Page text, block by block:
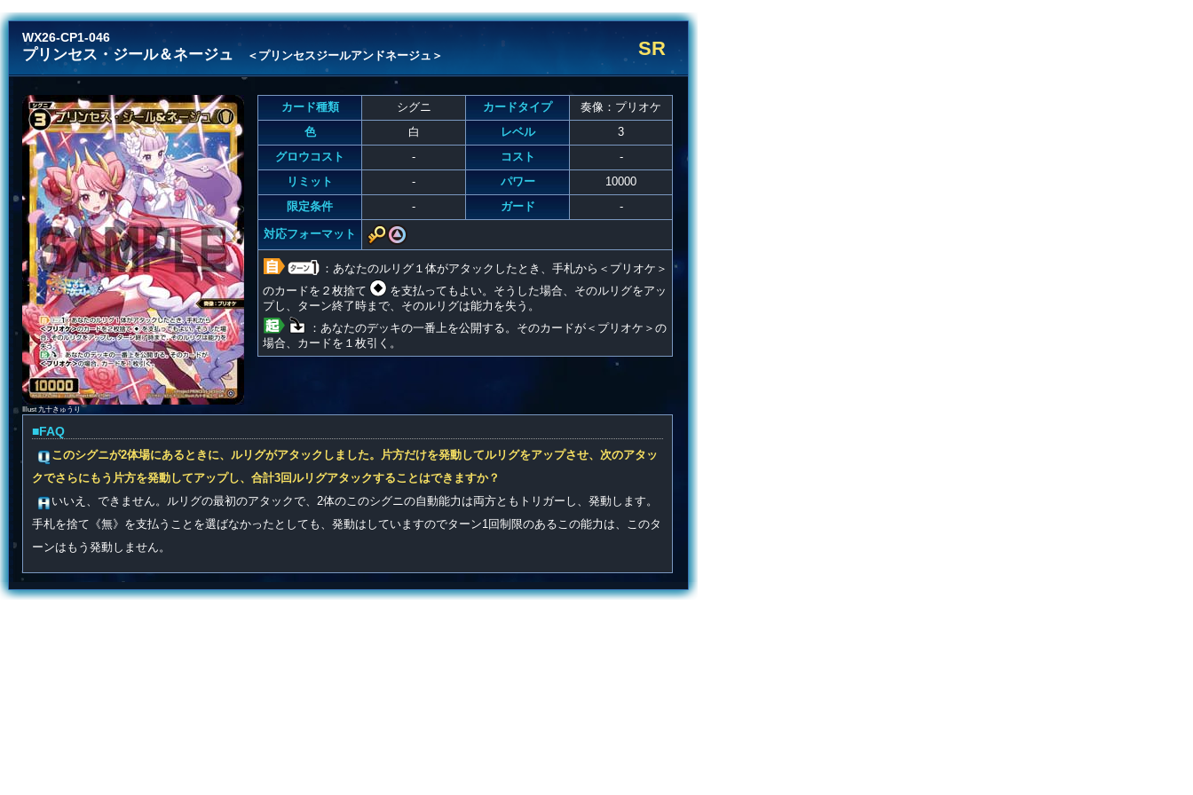
WX26-CP1-046
プリンセス・ジール＆ネージュ ＜プリンセスジールアンドネージュ＞ SR
Illust 九十きゅうり
カード種類 シグニ カードタイプ
奏像：プリオケ
色
白 レベル
3
グロウコスト
- コスト
-
リミット
- パワー
10000
限定条件
- ガード -
対応フォーマット
：あなたのルリグ１体がアタックしたとき、手札から＜プリオケ＞
のカードを２枚捨て
を支払ってもよい。そうした場合、そのルリグをアッ
プし、ターン終了時まで、そのルリグは能力を失う。
：あなたのデッキの一番上を公開する。そのカードが＜プリオケ＞の
場合、カードを１枚引く。
■FAQ
このシグニが2体場にあるときに、ルリグがアタックしました。片方だけを発動してルリグをアップさせ、次のアタッ
クでさらにもう片方を発動してアップし、合計3回ルリグアタックすることはできますか？
いいえ、できません。ルリグの最初のアタックで、2体のこのシグニの自動能力は両方ともトリガーし、発動します。
手札を捨て《無》を支払うことを選ばなかったとしても、発動はしていますのでターン1回制限のあるこの能力は、このタ
ーンはもう発動しません。